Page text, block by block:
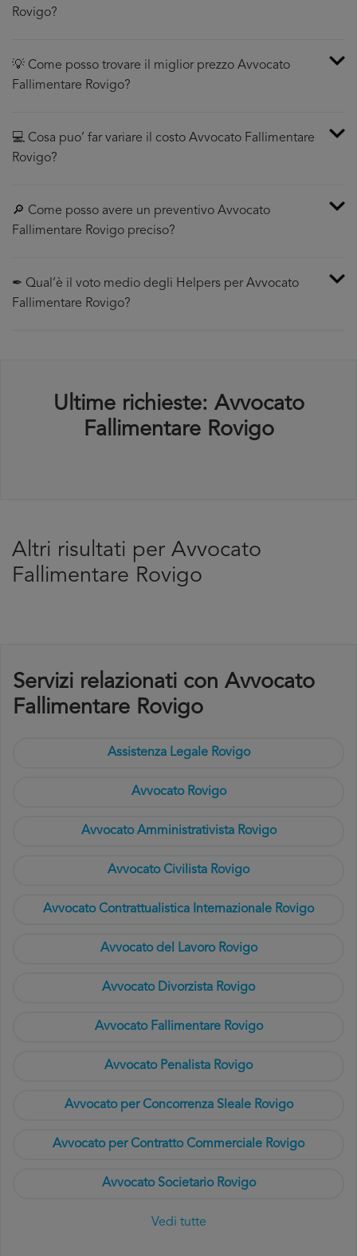
Rovigo?
💡 Come posso trovare il miglior prezzo Avvocato
Fallimentare Rovigo?
💻 Cosa puo’ far variare il costo Avvocato Fallimentare
Rovigo?
🔎 Come posso avere un preventivo Avvocato
Fallimentare Rovigo preciso?
✒ Qual’è il voto medio degli Helpers per Avvocato
Fallimentare Rovigo?
Ultime richieste: Avvocato
Fallimentare Rovigo
Altri risultati per Avvocato
Fallimentare Rovigo
Servizi relazionati con Avvocato
Fallimentare Rovigo
Assistenza Legale Rovigo
Avvocato Rovigo
Avvocato Amministrativista Rovigo
Avvocato Civilista Rovigo
Avvocato Contrattualistica Internazionale Rovigo
Avvocato del Lavoro Rovigo
Avvocato Divorzista Rovigo
Avvocato Fallimentare Rovigo
Avvocato Penalista Rovigo
Avvocato per Concorrenza Sleale Rovigo
Avvocato per Contratto Commerciale Rovigo
Avvocato Societario Rovigo
Vedi tutte